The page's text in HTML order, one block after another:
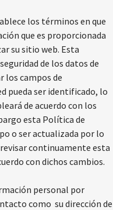
los términos en que
que es proporcionada
su sitio web. Esta
de los datos de
los campos de
pueda ser identificado, lo
de acuerdo con los
esta Política de
o ser actualizada por lo
continuamente esta
con dichos cambios.
personal por
como su dirección de